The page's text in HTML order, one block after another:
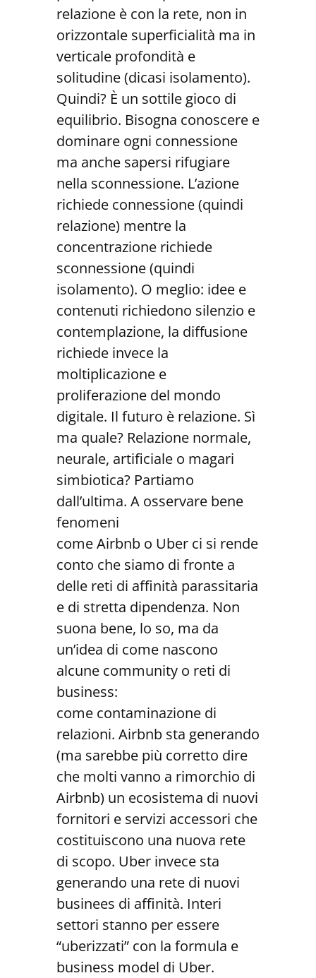
relazione è con la rete, non in
orizzontale superficialità ma in
verticale profondità e
solitudine (dicasi isolamento).
Quindi? È un sottile gioco di
equilibrio. Bisogna conoscere e
dominare ogni connessione
ma anche sapersi rifugiare
nella sconnessione. L’azione
richiede connessione (quindi
relazione) mentre la
concentrazione richiede
sconnessione (quindi
isolamento). O meglio: idee e
contenuti richiedono silenzio e
contemplazione, la diffusione
richiede invece la
moltiplicazione e
proliferazione del mondo
digitale. Il futuro è relazione. Sì
ma quale? Relazione normale,
neurale, artificiale o magari
simbiotica? Partiamo
dall’ultima. A osservare bene
fenomeni
come Airbnb o Uber ci si rende
conto che siamo di fronte a
delle reti di affinità parassitaria
e di stretta dipendenza. Non
suona bene, lo so, ma da
un’idea di come nascono
alcune community o reti di
business:
come contaminazione di
relazioni. Airbnb sta generando
(ma sarebbe più corretto dire
che molti vanno a rimorchio di
Airbnb) un ecosistema di nuovi
fornitori e servizi accessori che
costituiscono una nuova rete
di scopo. Uber invece sta
generando una rete di nuovi
businees di affinità. Interi
settori stanno per essere
“uberizzati” con la formula e
business model di Uber.